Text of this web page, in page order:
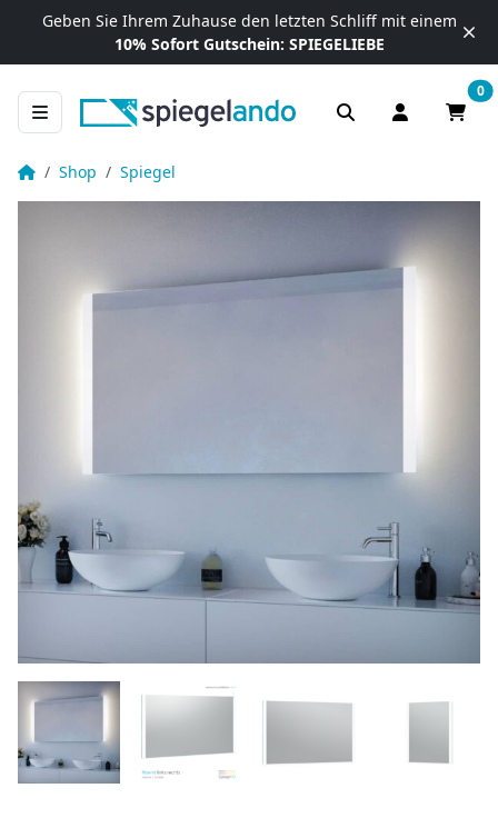
Zum Inhalt springen
Geben Sie Ihrem Zuhause den letzten Schliff mit einem
10% Sofort Gutschein: SPIEGELIEBE
Anmelden /
0
Startseite
Shop Spiegel
LED Badspiegel beleuchtet nach Maß – Noemi links rechts